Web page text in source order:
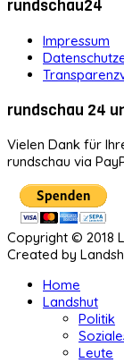
rundschau24
Impressum
rundschau 24
Vielen Dank für
rundschau via
Copyright © 2018
Created by
Home
Landshut
Politik
Leute